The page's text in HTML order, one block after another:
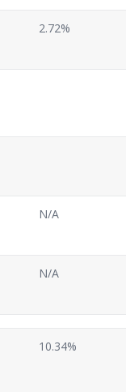
2.72%
N/A
N/A
10.34%